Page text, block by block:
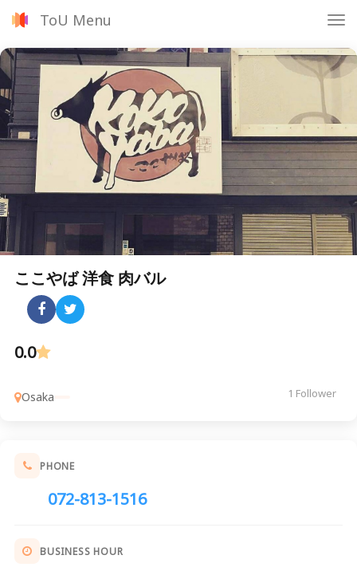
ToU Menu
ここやば 洋食 肉バル
0.0
Osaka 1 Follower
PHONE
072-813-1516
BUSINESS HOUR